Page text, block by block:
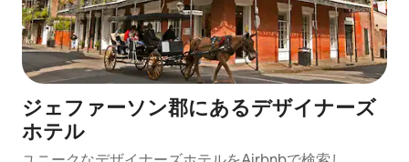
ジェファーソン郡にあるデ⁠ザ⁠イ⁠ナ⁠ー⁠ズ
ホ⁠テ⁠ル